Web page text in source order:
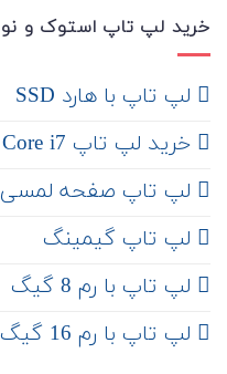
خرید لپ تاپ استوک و نو
لپ تاپ با هارد SSD
خرید لپ تاپ Core i7
لپ تاپ صفحه لمسی
لپ تاپ گیمینگ
لپ تاپ با رم 8 گیگ
لپ تاپ با رم 16 گیگ